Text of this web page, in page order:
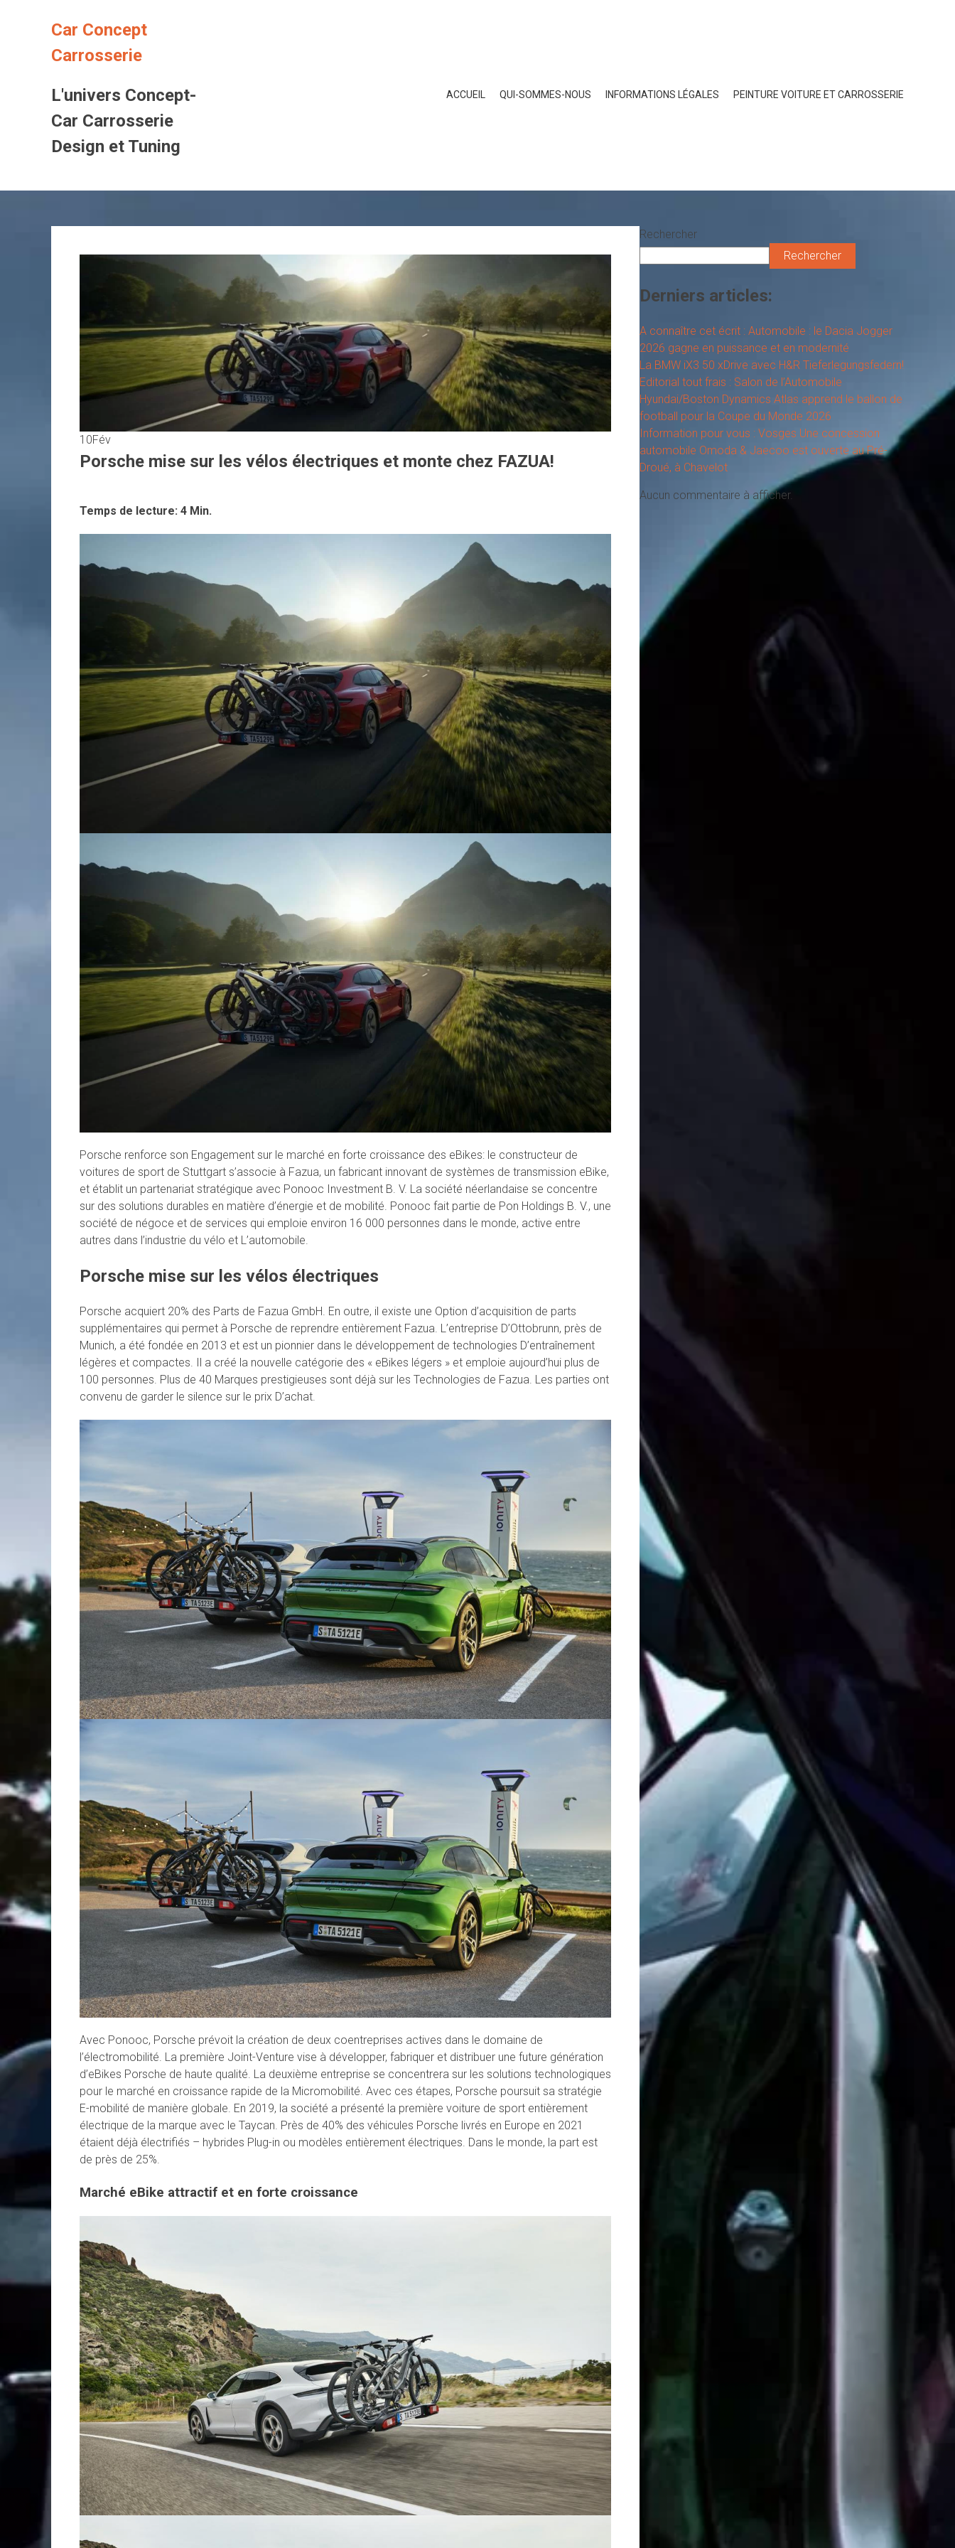
Car Concept
Carrosserie
L'univers Concept-
Car Carrosserie
Design et Tuning
ACCUEIL QUI-SOMMES-NOUS INFORMATIONS LÉGALES PEINTURE VOITURE ET CARROSSERIE
10Fév
Porsche mise sur les vélos électriques et monte chez FAZUA!
Temps de lecture: 4 Min.
Porsche renforce son Engagement sur le marché en forte croissance des eBikes: le constructeur de
voitures de sport de Stuttgart s’associe à Fazua, un fabricant innovant de systèmes de transmission eBike,
et établit un partenariat stratégique avec Ponooc Investment B. V. La société néerlandaise se concentre
sur des solutions durables en matière d’énergie et de mobilité. Ponooc fait partie de Pon Holdings B. V., une
société de négoce et de services qui emploie environ 16 000 personnes dans le monde, active entre
autres dans l’industrie du vélo et L’automobile.
Porsche mise sur les vélos électriques
Porsche acquiert 20% des Parts de Fazua GmbH. En outre, il existe une Option d’acquisition de parts
supplémentaires qui permet à Porsche de reprendre entièrement Fazua. L’entreprise D’Ottobrunn, près de
Munich, a été fondée en 2013 et est un pionnier dans le développement de technologies D’entraînement
légères et compactes. Il a créé la nouvelle catégorie des « eBikes légers » et emploie aujourd’hui plus de
100 personnes. Plus de 40 Marques prestigieuses sont déjà sur les Technologies de Fazua. Les parties ont
convenu de garder le silence sur le prix D’achat.
Avec Ponooc, Porsche prévoit la création de deux coentreprises actives dans le domaine de
l’électromobilité. La première Joint-Venture vise à développer, fabriquer et distribuer une future génération
d’eBikes Porsche de haute qualité. La deuxième entreprise se concentrera sur les solutions technologiques
pour le marché en croissance rapide de la Micromobilité. Avec ces étapes, Porsche poursuit sa stratégie
E-mobilité de manière globale. En 2019, la société a présenté la première voiture de sport entièrement
électrique de la marque avec le Taycan. Près de 40% des véhicules Porsche livrés en Europe en 2021
étaient déjà électrifiés – hybrides Plug-in ou modèles entièrement électriques. Dans le monde, la part est
de près de 25%.
Marché eBike attractif et en forte croissance
Rechercher
Rechercher
Derniers articles:
A connaître cet écrit : Automobile : le Dacia Jogger
2026 gagne en puissance et en modernité
La BMW iX3 50 xDrive avec H&R Tieferlegungsfedern!
Editorial tout frais : Salon de l’Automobile
Hyundai/Boston Dynamics Atlas apprend le ballon de
football pour la Coupe du Monde 2026
Information pour vous : Vosges Une concession
automobile Omoda & Jaecoo est ouverte au Pré-
Droué, à Chavelot
Aucun commentaire à afficher.